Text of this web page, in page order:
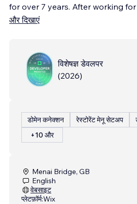
for over 7 years. After working
और दिखाएं
विशेषज्ञ डेवलपर
(2026)
डोमेन कनेक्शन रेस्टोरेंट मेनू सेटअप
+10 और
Menai Bridge, GB
English
वेबसाइट
प्लेटफ़ॉर्म:Wix